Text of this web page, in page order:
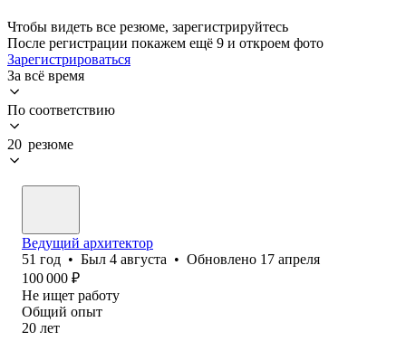
Чтобы видеть все резюме, зарегистрируйтесь
После регистрации покажем ещё 9 и откроем фото
Зарегистрироваться
За всё время
По соответствию
20 резюме
Ведущий архитектор
51 год • Был 4 августа • Обновлено 17 апреля
100 000 ₽
Не ищет работу
Общий опыт
20 лет